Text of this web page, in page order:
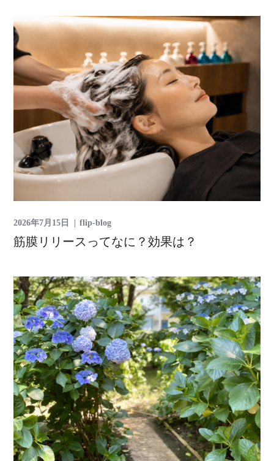
2026年7月15日 flip-blog
筋膜リリースってなに？効果は？